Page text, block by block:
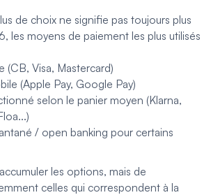
de choix ne signifie pas toujours plus
les moyens de paiement les plus utilisés
(CB, Visa, Mastercard)
(Apple Pay, Google Pay)
selon le panier moyen (Klarna,
/ open banking pour certains
les options, mais de
celles qui correspondent à la